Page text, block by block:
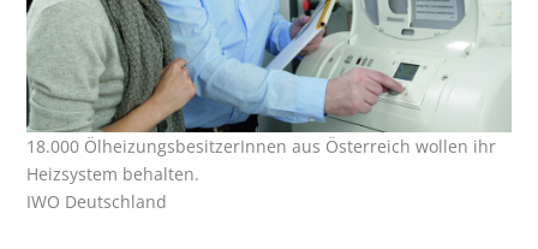
18.000 ÖlheizungsbesitzerInnen aus Österreich wollen ihr
Heizsystem behalten.
IWO Deutschland